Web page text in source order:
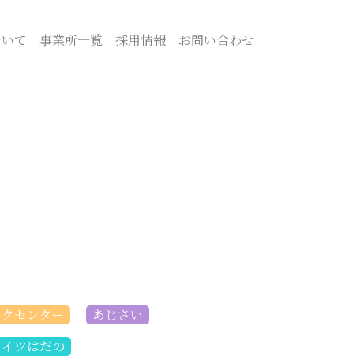
て 事業所一覧 採用情報 お問い合わせ
センター
あじさい
イツはだの